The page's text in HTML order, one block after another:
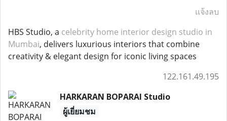
แจ้งลบ
HBS Studio, a celebrity home interior design studio in
Mumbai, delivers luxurious interiors that combine
creativity & elegant design for iconic living spaces
122.161.49.195
HARKARAN BOPARAI Studio
ผู้เยี่ยมชม